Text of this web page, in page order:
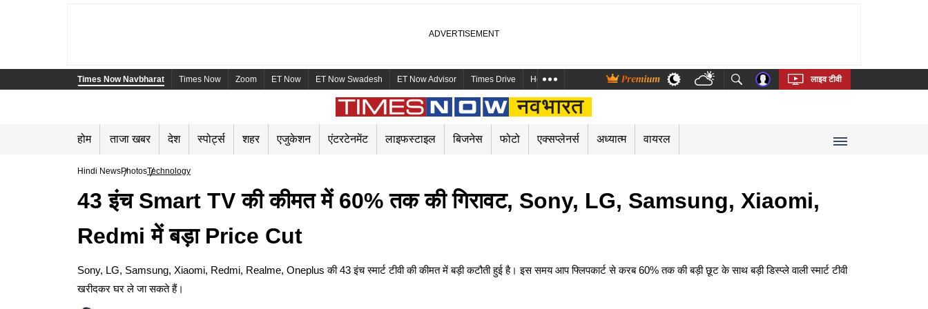
Times Now Navbharat Times Now Zoom ET Now ET Now Swadesh ET Now Advisor Times Drive Health and Me Marathi Bengali Telugu Tamil Kannada Malayalam
लाइव टीवी
होम ताजा खबर देश स्पोर्ट्स शहर एजुकेशन एंटरटेनमेंट लाइफस्टाइल बिजनेस फोटो एक्सप्लेनर्स अध्यात्म वायरल
Hindi NewsPhotosTechnology
43 इंच Smart TV की कीमत में 60% तक की गिरावट, Sony, LG, Samsung, Xiaomi,
Redmi में बड़ा Price Cut
Sony, LG, Samsung, Xiaomi, Redmi, Realme, Oneplus की 43 इंच स्मार्ट टीवी की कीमत में बड़ी कटौती हुई है। इस समय आप फ्लिपकार्ट से करब 60% तक की बड़ी छूट के साथ बड़ी डिस्प्ले वाली स्मार्ट टीवी
खरीदकर घर ले जा सकते हैं।